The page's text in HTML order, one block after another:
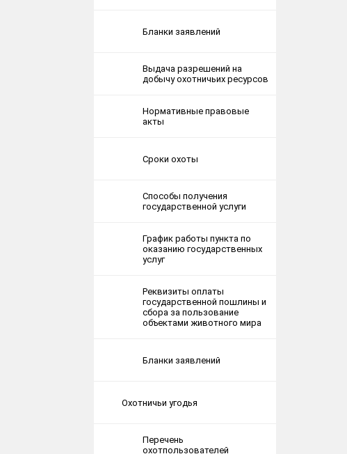
Бланки заявлений
Выдача разрешений на
добычу охотничьих ресурсов
Нормативные правовые
акты
Сроки охоты
Способы получения
государственной услуги
График работы пункта по
оказанию государственных
услуг
Реквизиты оплаты
государственной пошлины и
сбора за пользование
объектами животного мира
Бланки заявлений
Охотничьи угодья
Перечень
охотпользователей